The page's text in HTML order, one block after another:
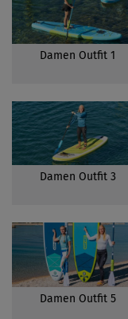
Damen Outfit 1
Damen Outfit 3
Damen Outfit 5